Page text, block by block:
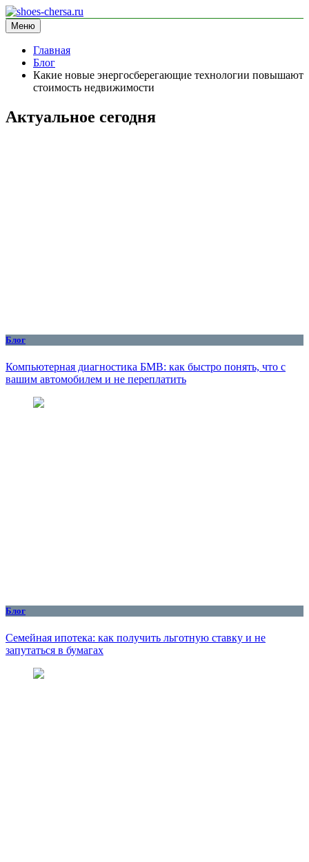
Перейти
к
содержимому
shoes-chersa.ru
информационный сайт
Меню
Главная
Блог
Какие новые энергосберегающие технологии повышают
стоимость недвижимости
Актуальное сегодня
Блог
Компьютерная диагностика БМВ: как быстро понять, что с
вашим автомобилем и не переплатить
Блог
Семейная ипотека: как получить льготную ставку и не
запутаться в бумагах